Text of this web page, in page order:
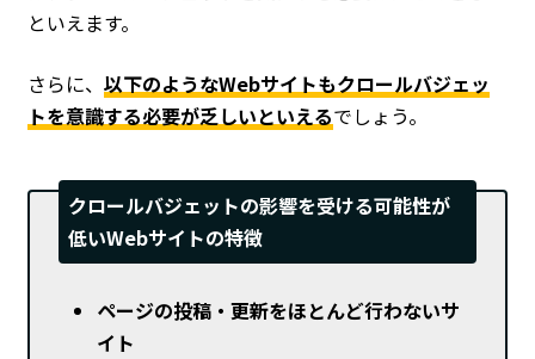
といえます。
さらに、 以下のようなWebサイトもクロールバジェッ
トを意識する必要が乏しいといえるでしょう。
クロールバジェットの影響を受ける可能性が
低いWebサイトの特徴
ページの投稿・更新をほとんど行わないサ
イト